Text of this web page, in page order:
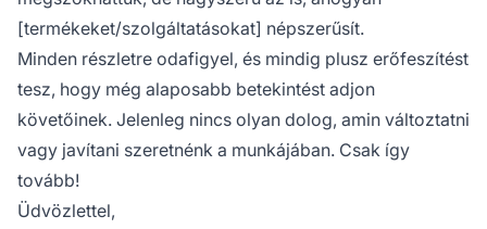
[termékeket/szolgáltatásokat] népszerűsít.
Minden részletre odafigyel, és mindig plusz erőfeszítést
tesz, hogy még alaposabb betekintést adjon
követőinek. Jelenleg nincs olyan dolog, amin változtatni
vagy javítani szeretnénk a munkájában. Csak így
tovább!
Üdvözlettel,